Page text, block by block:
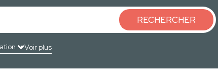
RECHERCHER
Voir plus